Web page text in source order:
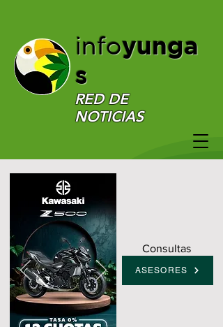
infoyunga
s
RED DE
NOTICIAS
Consultas
ASESORES